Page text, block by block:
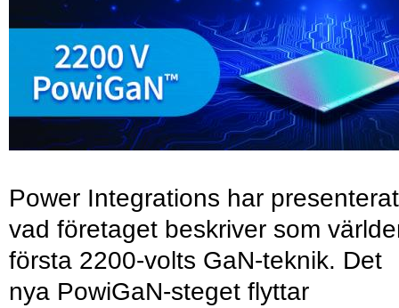
Power Integrations har presenterat
vad företaget beskriver som
första 2200-volts GaN-teknik. Det
nya PowiGaN-steget flyttar